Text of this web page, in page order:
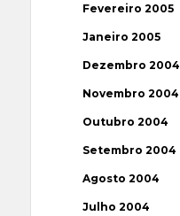
Fevereiro 2005
Janeiro 2005
Dezembro 2004
Novembro 2004
Outubro 2004
Setembro 2004
Agosto 2004
Julho 2004